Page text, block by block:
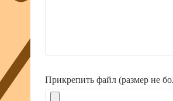
Прикрепить файл (размер не